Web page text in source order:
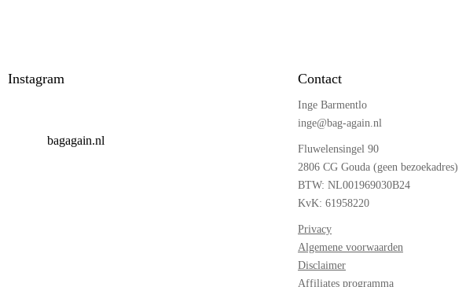
Instagram
bagagain.nl
Contact
Inge Barmentlo
inge@bag-again.nl
Fluwelensingel 90
2806 CG Gouda (geen bezoekadres)
BTW: NL001969030B24
KvK: 61958220
Privacy
Algemene voorwaarden
Disclaimer
Affiliates programma